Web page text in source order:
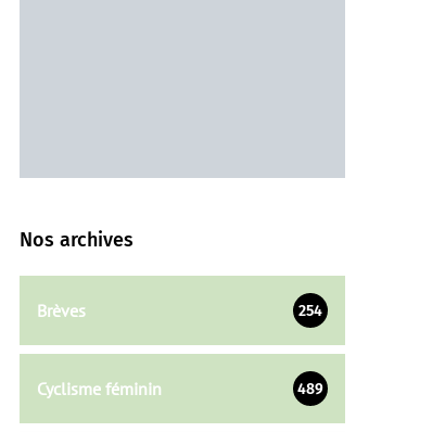
Nos archives
Brèves 254
Cyclisme féminin 489